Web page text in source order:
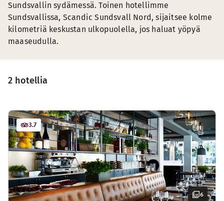
2 hotellia
6
3.7
Sundsvallin sydämessä. Toinen hotellimme
Sundsvallissa, Scandic Sundsvall Nord, sijaitsee kolme
kilometriä keskustan ulkopuolella, jos haluat yöpyä
maaseudulla.